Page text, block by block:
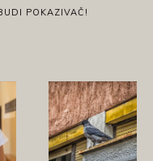
POKAZIVAČ!